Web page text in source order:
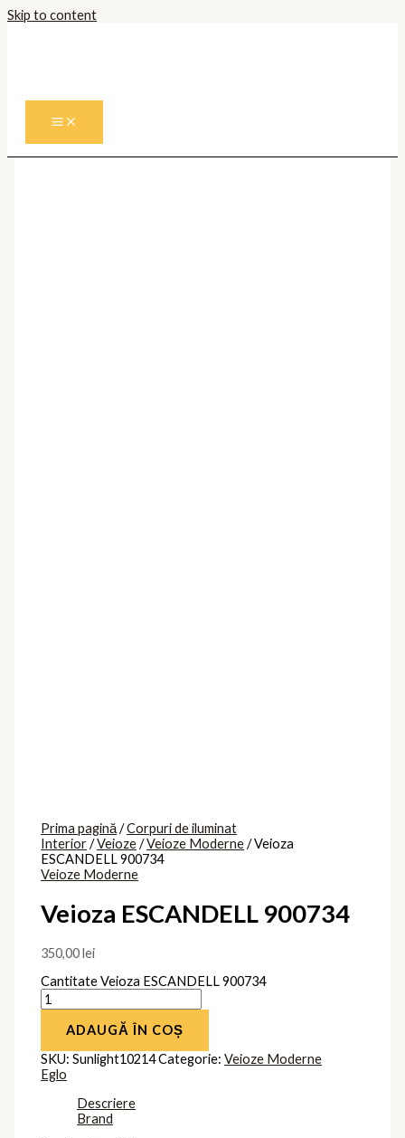
Skip to content
Prima pagină/Corpuri de iluminat
Interior/Veioze/Veioze Moderne/ Veioza
ESCANDELL 900734
Veioze Moderne
Veioza ESCANDELL 900734
350,00lei
Cantitate Veioza ESCANDELL 900734
ADAUGĂ ÎN COȘ
SKU:Sunlight10214Categorie:Veioze Moderne
Eglo
Descriere
Brand